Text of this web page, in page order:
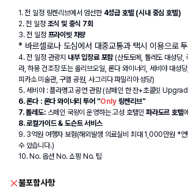
1. 전 일정 링켄리브에서 엄선한 4성급 호텔 (시내 중심 호텔)
2. 전 일정 조식 및 중식 7회
3. 전 일정 프라이빗 차량
* 바르셀로나 도심에서 대중교통과 택시 이용으로
4. 전 일정 관광지 내부 입장료 포함 (산토토메, 톨레도 대성당,
라, 하몽 건조장 또는 올리브오일, 론다 와이너리, 세비야 대성
피카소 미술관, 구엘 공원, 사그리다 파밀리아 성당)
5. 세비야 : 플라멩고 공연 관람 (샴페인 한 잔+초콜릿
6. 론다 : 론다 와이너리 투어 “Only 링켄리브”
7. 톨레도: 스페인 국왕이 운영하는 고성 호텔인 파라도르 호텔
8. 로컬가이드 & 도슨트 서비스
9. 3억원 여행자 보험(해외발생 의료실비 최대 1,000만원 *연
수 있습니다.)
10. No. 옵션 No. 쇼핑 No. 팁
불포함사항